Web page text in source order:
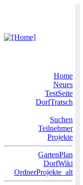
Home
Neues
TestSeite
DorfTratsch
Suchen
Teilnehmer
Projekte
GartenPlan
DorfWiki
OrdnerProjekte_alt